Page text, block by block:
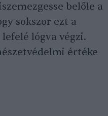
belőle a
sokszor ezt a
lógva végzi.
értéke